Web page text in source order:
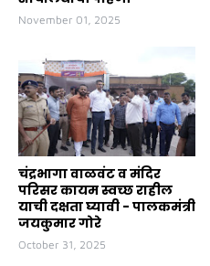
November 01, 2025
चंद्रभागा वाळवंट व मंदिर
परिसर कायम स्वच्छ राहील
याची दक्षता घ्यावी - पालकमंत्री
जयकुमार गोरे
October 31, 2025